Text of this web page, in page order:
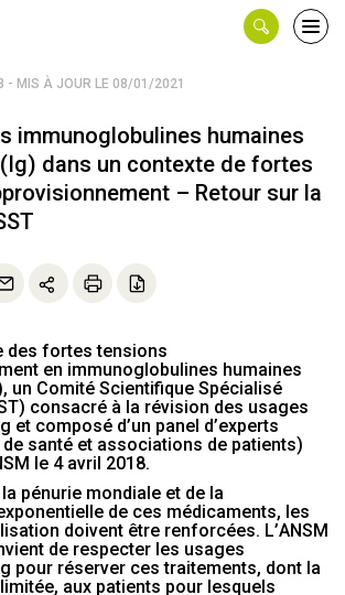
- MIS À JOUR LE 08/01/2021
immunoglobulines humaines
dans un contexte de fortes
– Retour sur la
des fortes tensions
en immunoglobulines humaines
un Comité Scientifique Spécialisé
consacré à la révision des usages
et composé d’un panel d’experts
santé et associations de patients)
le 4 avril 2018.
pénurie mondiale et de la
de ces médicaments, les
doivent être renforcées. L’ANSM
de respecter les usages
pour réserver ces traitements, dont la
aux patients pour lesquels